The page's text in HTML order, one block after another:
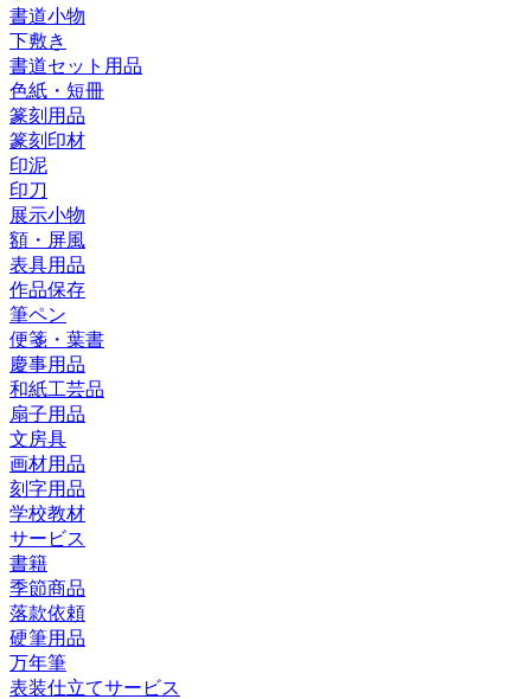
書道小物
下敷き
書道セット用品
色紙・短冊
篆刻用品
篆刻印材
印泥
印刀
展示小物
額・屏風
表具用品
作品保存
筆ペン
便箋・葉書
慶事用品
和紙工芸品
扇子用品
文房具
画材用品
刻字用品
学校教材
サービス
書籍
季節商品
落款依頼
硬筆用品
万年筆
表装仕立てサービス